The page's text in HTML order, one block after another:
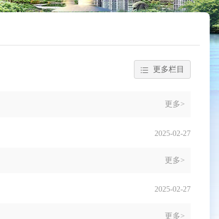
更多栏目
更多>
2025-02-27
更多>
2025-02-27
更多>